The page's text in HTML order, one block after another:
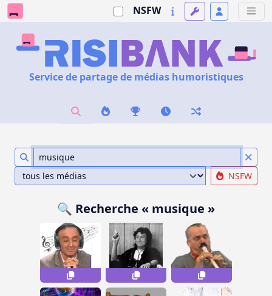
NSFW
Service de partage de médias humoristiques
NSFW
🔍 Recherche « musique »